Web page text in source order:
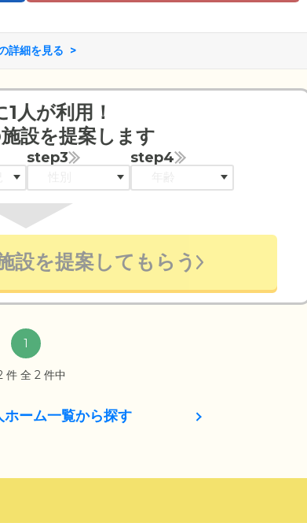
詳細を見る
人が利用！
設を提案します
step3 step4
設を提案してもらう
1
件 全 2 件中
ーム一覧から探す